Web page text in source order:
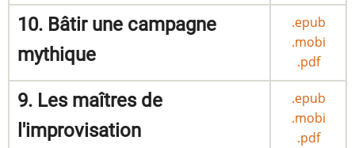
10. Bâtir une campagne
mythique
.epub
.mobi
.pdf
9. Les maîtres de
l'improvisation
.epub
.mobi
.pdf